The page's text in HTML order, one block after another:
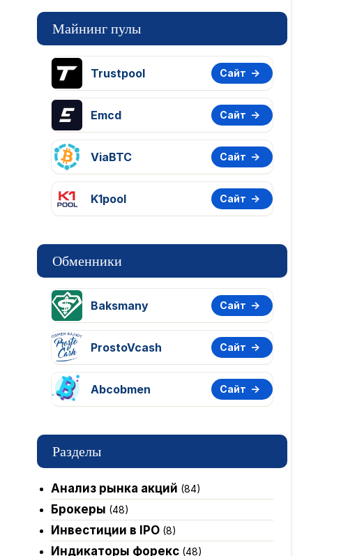
Майнинг пулы
Trustpool Сайт
Emcd Сайт
ViaBTC Сайт
K1pool Сайт
Обменники
Baksmany Сайт
ProstoVcash Сайт
Abcobmen Сайт
Разделы
Анализ рынка акций (84)
Брокеры (48)
Инвестиции в IPO(8)
Индикаторы форекс(48)